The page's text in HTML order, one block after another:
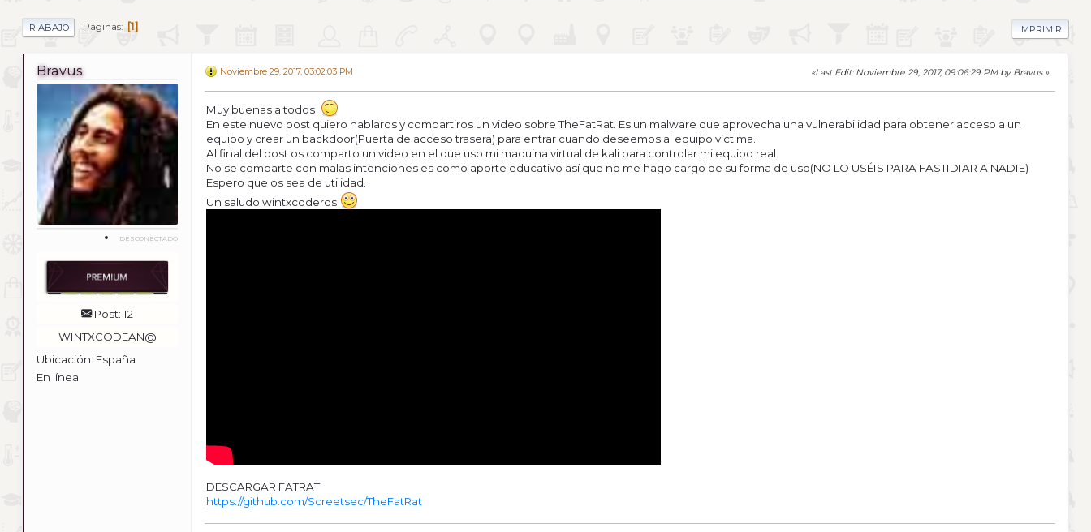
IMPRIMIR
IR ABAJO Páginas 1
Bravus
DESCONECTADO
Post: 12
WINTXCODEAN@
Ubicación: España
En línea
Noviembre 29, 2017, 03:02:03 PM Last Edit: Noviembre 29, 2017, 09:06:29 PM by Bravus
Muy buenas a todos
En este nuevo post quiero hablaros y compartiros un video sobre TheFatRat. Es un malware que aprovecha una vulnerabilidad para obtener acceso a un
equipo y crear un backdoor(Puerta de acceso trasera) para entrar cuando deseemos al equipo víctima.
Al final del post os comparto un video en el que uso mi maquina virtual de kali para controlar mi equipo real.
No se comparte con malas intenciones es como aporte educativo así que no me hago cargo de su forma de uso(NO LO USÉIS PARA FASTIDIAR A NADIE)
Espero que os sea de utilidad.
Un saludo wintxcoderos
DESCARGAR FATRAT
https://github.com/Screetsec/TheFatRat